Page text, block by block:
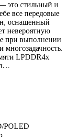
это стильный и
все передовые
оснащенный
невероятную
при выполнении
многозадачность.
LPDDR4x
л…
POLED